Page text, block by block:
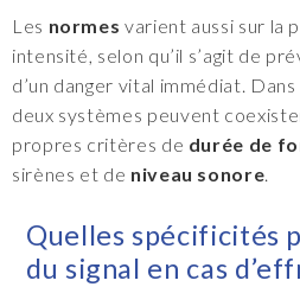
Les normes varient aussi sur la
intensité, selon qu’il s’agit de
d’un danger vital immédiat.
deux systèmes peuvent
propres critères de durée de
sirènes et de niveau sonore.
Quelles spécificités
du signal en cas